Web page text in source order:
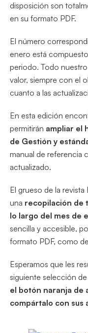
disposición son
en su formato PDF.
El número
enero está
periodo. Todo
valor, siempre con el
cuanto a las
En esta edición
permitirán ampliar el
de Gestión y
manual de referencia
actualizado.
El grueso de la
una recopilación de
lo largo del mes de
sencilla y accesible,
formato PDF, como
Esperamos que les
siguiente selección
el botón naranja de
compártalo con sus